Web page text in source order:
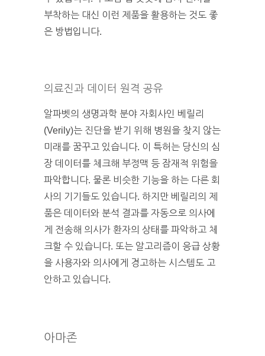
부착하는 대신 이런 제품을 활용하는 것도 좋
은 방법입니다.
의료진과 데이터 원격 공유
알파벳의 생명과학 분야 자회사인 베릴리
(Verily)는 진단을 받기 위해 병원을 찾지 않는
미래를 꿈꾸고 있습니다. 이 특허는 당신의 심
장 데이터를 체크해 부정맥 등 잠재적 위험을
파악합니다. 물론 비슷한 기능을 하는 다른 회
사의 기기들도 있습니다. 하지만 베릴리의 제
품은 데이터와 분석 결과를 자동으로 의사에
게 전송해 의사가 환자의 상태를 파악하고 체
크할 수 있습니다. 또는 알고리즘이 응급 상황
을 사용자와 의사에게 경고하는 시스템도 고
안하고 있습니다.
아마존